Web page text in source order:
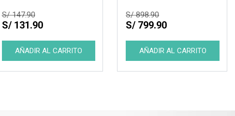
S/ 147.90
S/ 131.90
S/ 898.90
S/ 799.90